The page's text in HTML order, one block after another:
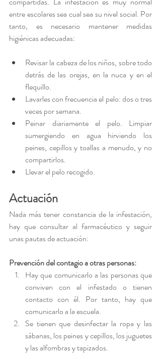
entre escolares sea cual sea su nivel social. Por
tanto, es necesario mantener medidas
higiénicas adecuadas:
Revisar la cabeza de los niños, sobre todo
detrás de las orejas, en la nuca y en el
flequillo.
Lavarles con frecuencia el pelo: dos o tres
veces por semana.
Peinar diariamente el pelo. Limpiar
sumergiendo en agua hirviendo los
peines, cepillos y toallas a menudo, y no
compartirlos.
Llevar el pelo recogido.
Actuación
Nada más tener constancia de la infestación,
hay que consultar al farmacéutico y seguir
unas pautas de actuación:
Prevención del contagio a otras personas:
Hay que comunicarlo a las personas que
conviven con el infestado o tienen
contacto con él. Por tanto, hay que
comunicarlo a la escuela.
Se tienen que desinfectar la ropa y las
sábanas, los peines y cepillos, los juguetes
y las alfombras y tapizados.